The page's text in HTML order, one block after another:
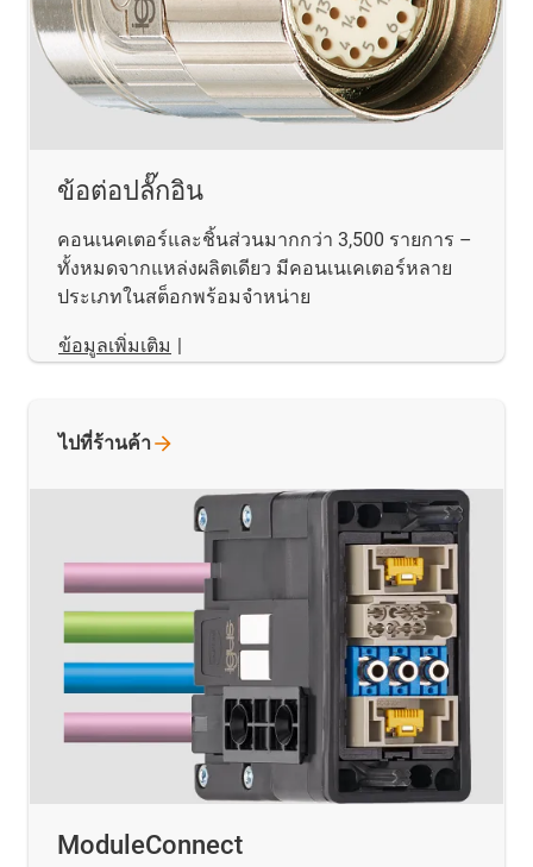
ข้อต่อปลั๊กอิน
คอนเนคเตอร์และชิ้นส่วนมากกว่า 3,500 รายการ –
ทั้งหมดจากแหล่งผลิตเดียว มีคอนเนเคเตอร์หลาย
ประเภทในสต็อกพร้อมจำหน่าย
ข้อมูลเพิ่มเติม |
ModuleConnect
ไปที่ร้านค้า